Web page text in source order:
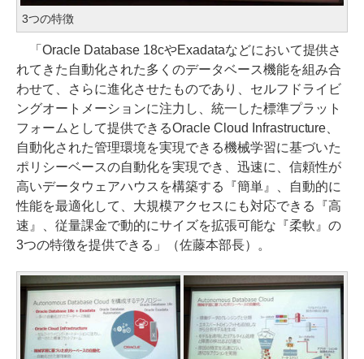
3つの特徴
「Oracle Database 18cやExadataなどにおいて提供さ
れてきた自動化された多くのデータベース機能を組み合
わせて、さらに進化させたものであり、セルフドライビ
ングオートメーションに注力し、統一した標準プラット
フォームとして提供できるOracle Cloud Infrastructure、
自動化された管理環境を実現できる機械学習に基づいた
ポリシーベースの自動化を実現でき、迅速に、信頼性が
高いデータウェアハウスを構築する『簡単』、自動的に
性能を最適化して、大規模アクセスにも対応できる『高
速』、従量課金で動的にサイズを拡張可能な『柔軟』の
3つの特徴を提供できる」（佐藤本部長）。